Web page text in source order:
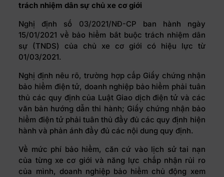
trách nhiệm dân sự chủ xe cơ giới
Nghị định số 03/2021/NĐ-CP ban hành ngày
15/01/2021 về bảo hiểm bắt buộc trách nhiệm dân
sự (TNDS) của chủ xe cơ giới có hiệu lực từ
01/03/2021.
Nghị định nêu rõ, trường hợp cấp Giấy chứng nhận
bảo hiểm điện tử, doanh nghiệp bảo hiểm phải tuân
thủ các quy định của Luật Giao dịch điện tử và các
văn bản hướng dẫn thi hành; Giấy chứng nhận bảo
hiểm điện tử phải tuân thủ đầy đủ các quy định hiện
hành và phản ánh đầy đủ các nội dung quy định.
Về mức phí bảo hiểm, căn cứ vào lịch sử tai nạn
của từng xe cơ giới và năng lực chấp nhận rủi ro
của mình, doanh nghiệp bảo hiểm chủ động xem